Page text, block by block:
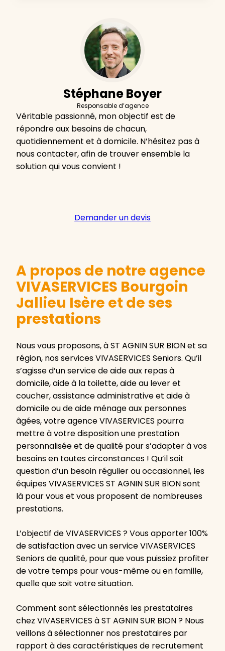
Stéphane Boyer
Responsable d’agence
Véritable passionné, mon objectif est de
répondre aux besoins de chacun,
quotidiennement et à domicile. N’hésitez pas à
nous contacter, afin de trouver ensemble la
solution qui vous convient !
Demander un devis
A propos de notre agence
VIVASERVICES Bourgoin
Jallieu Isère et de ses
prestations
Nous vous proposons, à ST AGNIN SUR BION et sa
région, nos services VIVASERVICES Seniors. Qu’il
s’agisse d’un service de aide aux repas à
domicile, aide à la toilette, aide au lever et
coucher, assistance administrative et aide à
domicile ou de aide ménage aux personnes
âgées, votre agence VIVASERVICES pourra
mettre à votre disposition une prestation
personnalisée et de qualité pour s’adapter à vos
besoins en toutes circonstances ! Qu’il soit
question d’un besoin régulier ou occasionnel, les
équipes VIVASERVICES ST AGNIN SUR BION sont
là pour vous et vous proposent de nombreuses
prestations.
L’objectif de VIVASERVICES ? Vous apporter 100%
de satisfaction avec un service VIVASERVICES
Seniors de qualité, pour que vous puissiez profiter
de votre temps pour vous-même ou en famille,
quelle que soit votre situation.
Comment sont sélectionnés les prestataires
chez VIVASERVICES à ST AGNIN SUR BION ? Nous
veillons à sélectionner nos prestataires par
rapport à des caractéristiques de recrutement